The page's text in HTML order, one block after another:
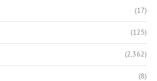
(17)
(125)
(2,362)
(8)